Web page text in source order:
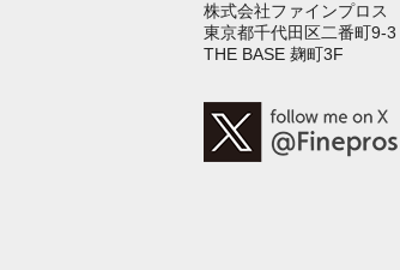
株式会社ファインプロス
東京都千代田区二番町9-3
THE BASE 麹町3F